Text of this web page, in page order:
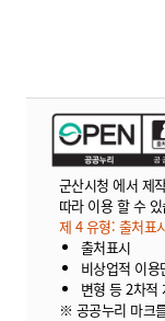
군산시청 에서 제
따라 이용 할 수
제 4 유형: 출처표
출처표시
비상업적 이용
변형 등 2차적
※ 공공누리 마크